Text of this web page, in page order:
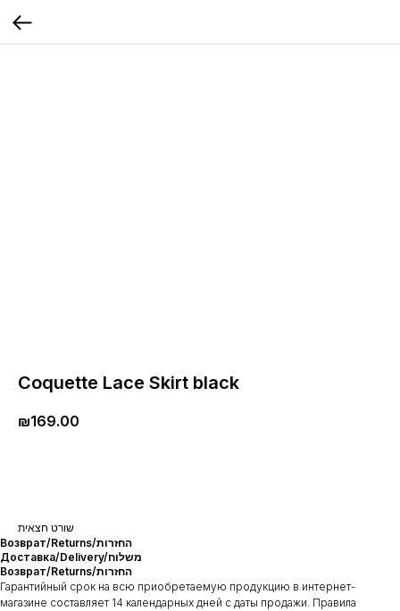
Coquette Lace Skirt black
₪169.00
‏שורט חצאית
Возврат/Returns/החזרות
Доставка/Delivery/משלוח
Возврат/Returns/החזרות
Гарантийный срок на всю приобретаемую продукцию в интернет-
магазине составляет 14 календарных дней с даты продажи. Правила